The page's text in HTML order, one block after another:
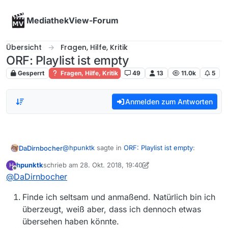
MediathekView-Forum
Übersicht Fragen, Hilfe, Kritik
ORF: Playlist ist empty
Gesperrt Fragen, Hilfe, Kritik 49 13 11.0k 5
Anmelden zum Antworten
DaDirnbocher@hpunktk sagte in ORF: Playlist ist empty:
Set ‘Mac Speichern’) gemacht zu haben.
Bei mir klappts.
Du könntest - in dieser Reihenfolge - folgendes
machen:
H
Offline
hpunktkschrieb am 28. Okt. 2018, 19:40
zuletzt editiert von hpunktk
@DaDirnbocher
Finde ich seltsam und anmaßend. Natürlich bin ich
überzeugt, weiß aber, dass ich dennoch etwas
übersehen haben könnte.